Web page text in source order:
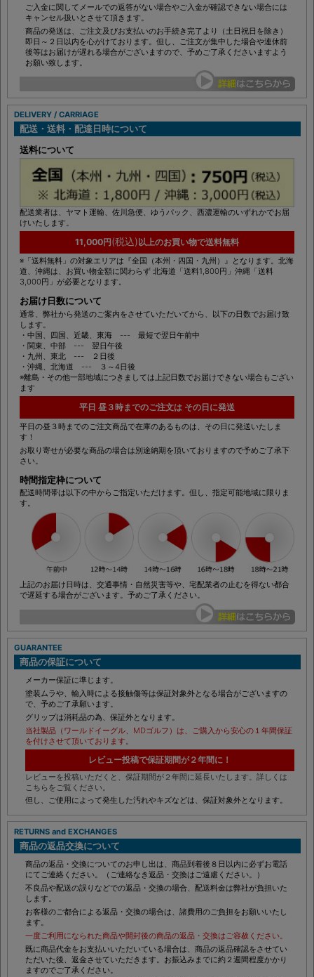
ご入金に関してメールでの返答がない場合やご入金が確認できない場合には
キャンセル扱いとさせて頂きます。
商品の発送は、ご注文及びお支払いのお手続き完了より（土日祝日を除き）
即日～２日以内を心がけております。但し、ご注文が集中した場合や連休前
後等はお届けが遅れる場合がございますので、予めご了承くださいますよう
お願い致します。
DELIVERY / CARRIAGE
配送・送料・配達日時について
送料について
配送業者は、ヤマト運輸、佐川急便、ゆうパック、西濃運輸のいずれかでお届
けいたします。
11,000円(税込)以上のお買い物で送料無料
※「送料無料」の対象エリアは『全国（本州・四国・九州）』となります。北海
道、沖縄は、お買い物金額に関わらず 北海道「送料1,800円」沖縄「送料
3,000円」が必要となります。
お届け日数について
通常、弊社から発送のご案内をさせていただいてから、以下の日数でお届け致
します。
・中国、四国、近畿、東海 --- 最短で翌日午前中
・関東、中部 --- 翌日午後
・九州、東北 --- ２日後
・沖縄、北海道 --- ３～4日後
※離島・その他一部地域につきましては上記日数でお届けできない場合もござい
ます
平日 昼３時までのご注文は その日に発送
平日の昼３時までのご注文商品で在庫のあるものは、その日に発送いたしま
す！
お取り寄せが必要な商品の場合は別途納期を頂いておりますので予めご了承下
さい。
時間指定枠について
配送時間帯は以下の中からご指定いただけます。但し、指定可能地域に限りま
す。
上記のお届け日時は、交通事情・自然災害等や、宅配業者の止むを得ない都合
で遅延する場合がございます。予めご了承ください。
GUARANTEE
商品の保証について
メーカー保証に準じます。
塗装ムラや、輸入時による接触傷等は保証対象外となる場合がございますの
で、予めご了承願います。
グリップは消耗品の為、保証外となります。
当社製品（ワールドイーグル、MDゴルフ）は、ご購入から安心の１年間保証
を付けさせて頂いております。
レビュー投稿で保証期間が２年間に！
レビューを投稿いただくと、保証期間が２年間に延長いたします。詳しくは
こちらをご覧ください。
但し、ご使用によって発生した汚れやキズなどは、保証対象外となります。
RETURNS and EXCHANGES
商品の返品交換について
商品の返品・交換についてのお申し出は、商品到着後８日以内に必ずお電話
にてご連絡ください。（ご連絡なき返品・交換はご遠慮ください。）
不良品や配送の誤りなどでの返品・交換の場合、配送料金は弊社が負担いた
します。
お客様のご都合による返品・交換の場合は、諸費用のご負担をお願いいたし
ます。
一度ご利用になられた商品や開封後の商品の返品・交換はご容赦ください。
既に商品代金をお支払いいただいている場合は、商品の返品確認をさせてい
ただいた後、返金させていただきます。お振込みまでに約２週間程度かかり
ますのでご了承ください。